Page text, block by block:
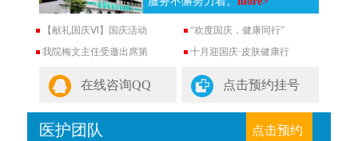
【献礼国庆Ⅵ】国庆活动
“欢度国庆，健康同行”
我院梅文主任受邀出席第
十月迎国庆·皮肤健康行
在线咨询QQ 点击预约挂号
医护团队 点击预约